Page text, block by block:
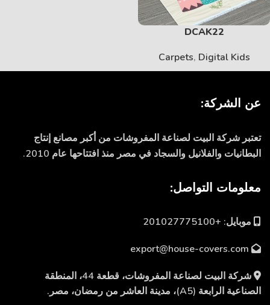
DCAK22
Carpets, Digital Kids
عن الشركة:
تعتبر شركة البيت لصناعة المفروشات من أكبر مصانع إنتاج
البطانيات والفلانيل والسجاد في مصر منذ افتتاحها عام 2010.
معلومات التواصل:
موبايل: +201027775100
شركة البيت لصناعة المفروشات، قطعة 44، المنطقة
الصناعية الرابعة (A5)، مدينة العاشر من رمضان، مصر.